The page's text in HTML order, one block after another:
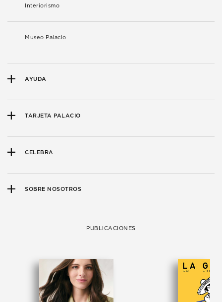
Interiorismo
Museo Palacio
AYUDA
TARJETA PALACIO
CELEBRA
SOBRE NOSOTROS
PUBLICACIONES